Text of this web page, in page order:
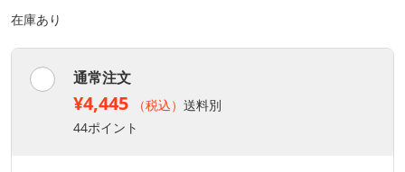
在庫あり
通常注文
¥4,445 （税込） 送料別
44ポイント